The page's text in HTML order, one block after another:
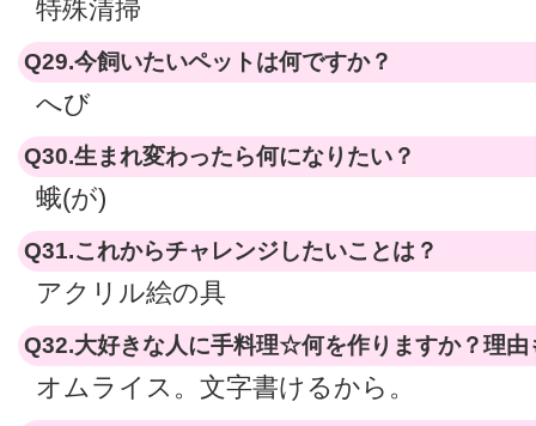
特殊清掃
Q29.今飼いたいペットは何ですか？
へび
Q30.生まれ変わったら何になりたい？
蛾(が)
Q31.これからチャレンジしたいことは？
アクリル絵の具
Q32.大好きな人に手料理☆何を作りますか？理由
オムライス。文字書けるから。